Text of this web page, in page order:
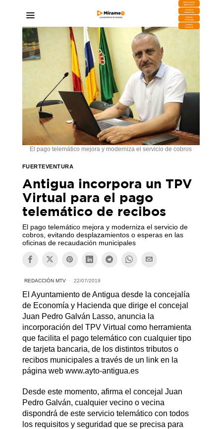
DESCARGA
MIRAPLAY
Buzón de
Sugerencias
Contratar
Publicidad
Contacto
Comercial
El pago telemático mejora y moderniza el servicio de cobros
FUERTEVENTURA
Antigua incorpora un TPV
Virtual para el pago
telemático de recibos
El pago telemático mejora y moderniza el servicio de
cobros, evitando desplazamientos o esperas en las
oficinas de recaudación municipales
REDACCIÓN MTV 22/07/2019
El Ayuntamiento de Antigua desde la concejalía
de Economía y Hacienda que dirige el concejal
Juan Pedro Galván Lasso, anuncia la
incorporación del TPV Virtual como herramienta
que facilita el pago telemático con cualquier tipo
de tarjeta bancaria, de los distintos tributos o
recibos municipales a través de un link en la
página web www.ayto-antigua.es
Desde este momento, afirma el concejal Juan
Pedro Galván, cualquier vecino o vecina
dispondrá de este servicio telemático con todos
los requisitos y seguridad que se precisa para